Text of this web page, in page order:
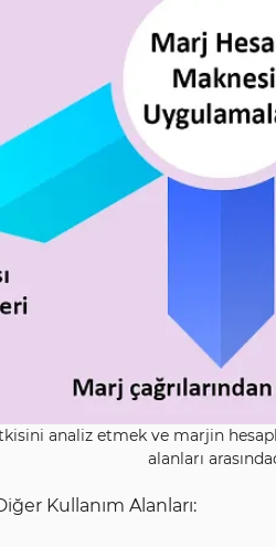
analiz etmek ve marjin
alanları
Kullanım Alanları: